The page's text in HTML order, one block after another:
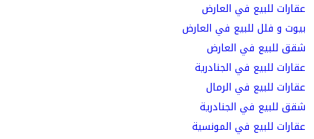
عقارات للبيع في العارض
بيوت و فلل للبيع في العارض
شقق للبيع في العارض
عقارات للبيع في الجنادرية
عقارات للبيع في الرمال
شقق للبيع في الجنادرية
عقارات للبيع في المونسية